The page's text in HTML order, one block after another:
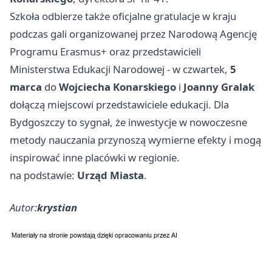
Szkoła odbierze także oficjalne gratulacje w kraju
podczas gali organizowanej przez Narodową Agencję
Programu Erasmus+ oraz przedstawicieli
Ministerstwa Edukacji Narodowej - w czwartek, 5
marca doWojciecha Konarskiego i Joanny Gralak
dołączą miejscowi przedstawiciele edukacji. Dla
Bydgoszczy to sygnał, że inwestycje w nowoczesne
metody nauczania przynoszą wymierne efekty i mogą
inspirować inne placówki w regionie.
na podstawie: Urząd Miasta.
Autor:krystian